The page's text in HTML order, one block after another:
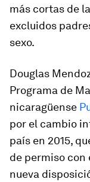
más cortas de
excluidos
sexo.
Douglas
Programa de
nicaragüense
por el cambio
país en 2015,
de permiso con
nueva